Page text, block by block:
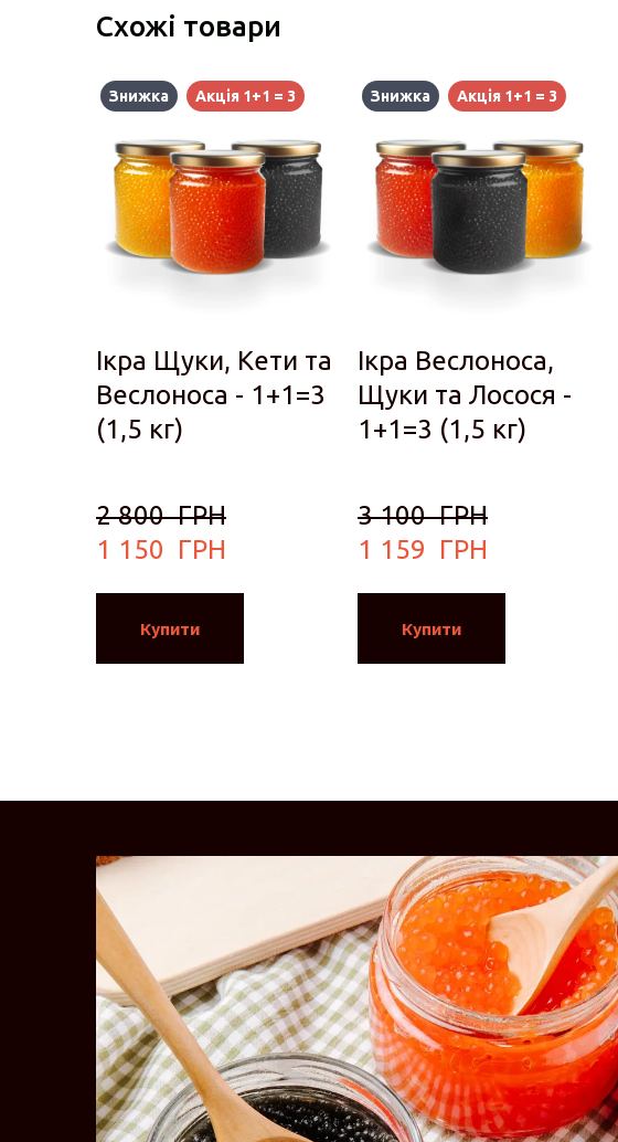
Схожі товари
Знижка Акція 1+1 = 3
Ікра Щуки, Кети та
Веслоноса - 1+1=3
(1,5 кг)
2 800  ГРН
1 150  ГРН
Купити
Знижка Акція 1+1 = 3
Ікра Веслоноса,
Щуки та Лосося -
1+1=3 (1,5 кг)
3 100  ГРН
1 159  ГРН
Купити